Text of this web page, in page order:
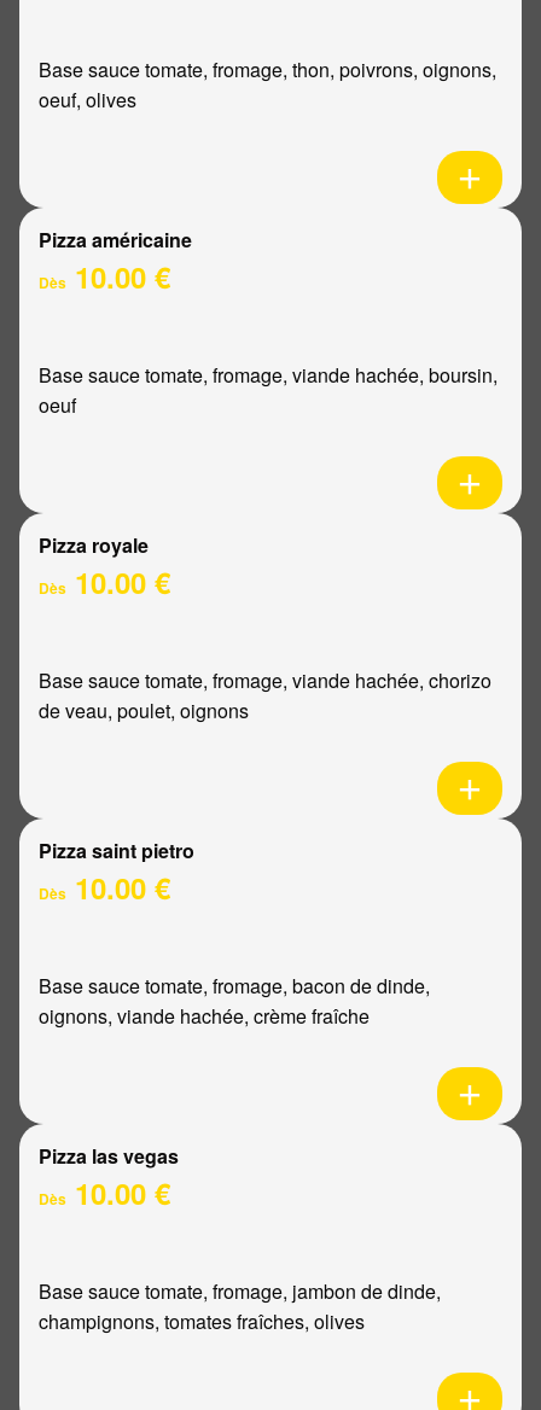
Base sauce tomate, fromage, thon, poivrons, oignons,
oeuf, olives
Pizza américaine
Dès 10.00 €
Base sauce tomate, fromage, viande hachée, boursin,
oeuf
Pizza royale
Dès 10.00 €
Base sauce tomate, fromage, viande hachée, chorizo
de veau, poulet, oignons
Pizza saint pietro
Dès 10.00 €
Base sauce tomate, fromage, bacon de dinde,
oignons, viande hachée, crème fraîche
Pizza las vegas
Dès 10.00 €
Base sauce tomate, fromage, jambon de dinde,
champignons, tomates fraîches, olives